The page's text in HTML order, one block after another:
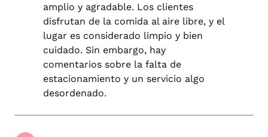
amplio y agradable. Los clientes
disfrutan de la comida al aire libre, y el
lugar es considerado limpio y bien
cuidado. Sin embargo, hay
comentarios sobre la falta de
estacionamiento y un servicio algo
desordenado.